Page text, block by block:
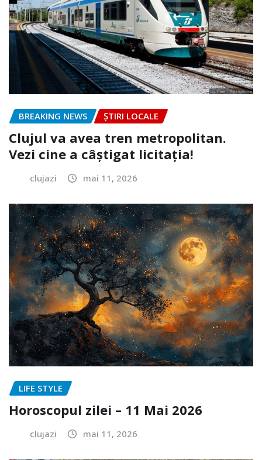
BREAKING NEWS ȘTIRI LOCALE
Clujul va avea tren metropolitan.
Vezi cine a câștigat licitația!
clujazi mai 11, 2026
LIFE STYLE
Horoscopul zilei – 11 Mai 2026
clujazi mai 11, 2026